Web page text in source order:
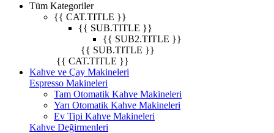
Tüm Kategoriler
{{ CAT.TITLE }}
{{ SUB.TITLE }}
{{ SUB2.TITLE }}
{{ SUB.TITLE }}
{{ CAT.TITLE }}
Kahve ve Çay Makineleri
Espresso Makineleri
Tam Otomatik Kahve Makineleri
Yarı Otomatik Kahve Makineleri
Ev Tipi Kahve Makineleri
Kahve Değirmenleri